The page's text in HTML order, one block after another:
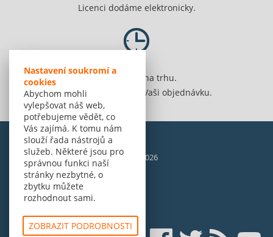
Nastavení soukromí a
cookies
Abychom mohli
vylepšovat náš web,
potřebujeme vědět, co
Vás zajímá. K tomu nám
slouží řada nástrojů a
služeb. Některé jsou pro
správnou funkci naší
stránky nezbytné, o
zbytku můžete
rozhodnout sami.
ZOBRAZIT PODROBNOSTI
Licenci dodáme elektronicky.
Jsme 20 let na trhu.
Spolehlivě vyřídíme Vaši objednávku.
© Amenit Software Solutions, 1998 - 2026
Powered bynopCommerce